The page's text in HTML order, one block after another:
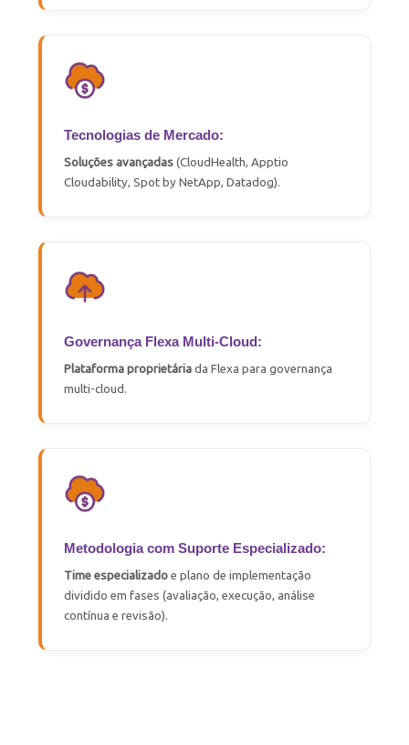
Tecnologias de Mercado:
Soluções avançadas (CloudHealth,Apptio
Cloudability, Spot by NetApp,Datadog).
Governança Flexa Multi-Cloud:
Plataforma proprietária da Flexa para governança
multi-cloud .
Metodologia com Suporte Especializado:
Time especializado e plano de implementação
dividido em fases (avaliação, execução, análise
contínua e revisão).